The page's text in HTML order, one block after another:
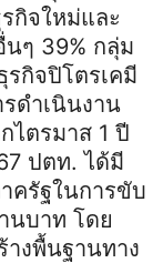
กิจใหม่และ
ๆ 39% กลุ่ม
กิจปิโตรเคมี
ดำเนินงาน
ไตรมาส 1 ปี
ปตท. ได้มี
ครัฐในการขับ
นบาท โดย
างพื้นฐานทาง